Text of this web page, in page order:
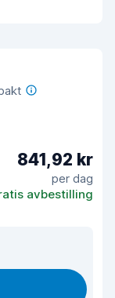
841,92 kr
per dag
avbestilling